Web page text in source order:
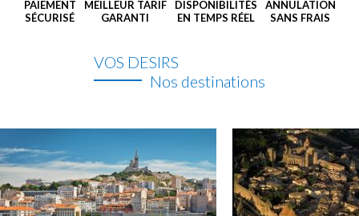
PAIEMENT
SÉCURISÉ
MEILLEUR TARIF
GARANTI
DISPONIBILITÉS
EN TEMPS RÉEL
ANNULATION
SANS FRAIS
VOS DESIRS
Nos destinations